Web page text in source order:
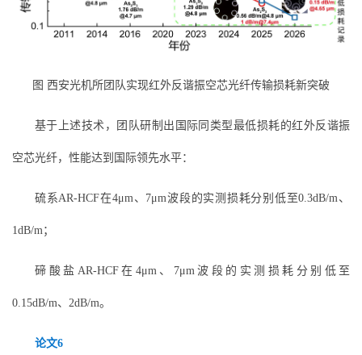
图 西安光机所团队实现红外反谐振空芯光纤传输损耗新突破
基于上述技术，团队研制出国际同类型最低损耗的红外反谐振
空芯光纤，性能达到国际领先水平：
硫系AR‑HCF在4μm、7μm波段的实测损耗分别低至0.3dB/m、
1dB/m；
碲酸盐AR‑HCF在4μm、7μm波段的实测损耗分别低至
0.15dB/m、2dB/m。
论文6